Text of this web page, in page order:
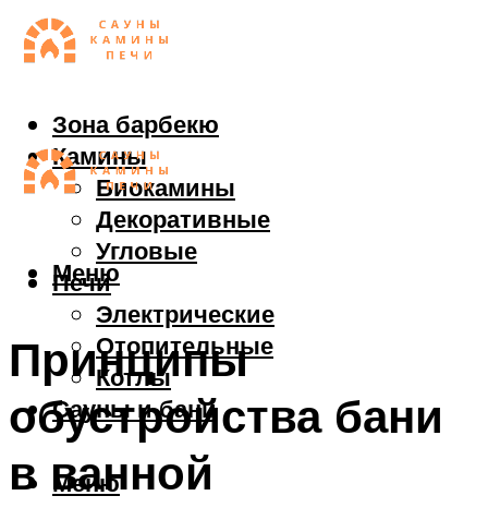
Зона барбекю
Камины
Биокамины
Декоративные
Угловые
Печи
Электрические
Отопительные
Котлы
Сауны и бани
Меню
Меню
Принципы
обустройства бани
в ванной